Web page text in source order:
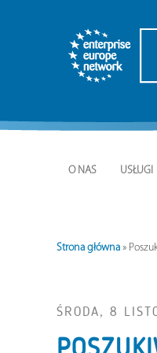
O NAS USŁUGI
Strona główna »
ŚRODA, 8